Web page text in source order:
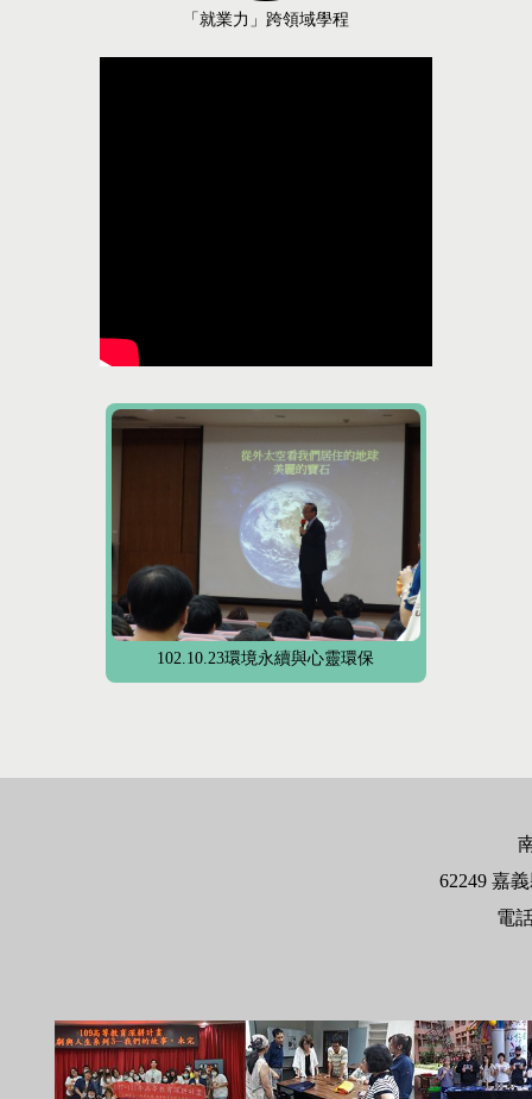
「 就業力 」跨領域學程
102.10.23環境永續與心靈環保
62249 嘉
電